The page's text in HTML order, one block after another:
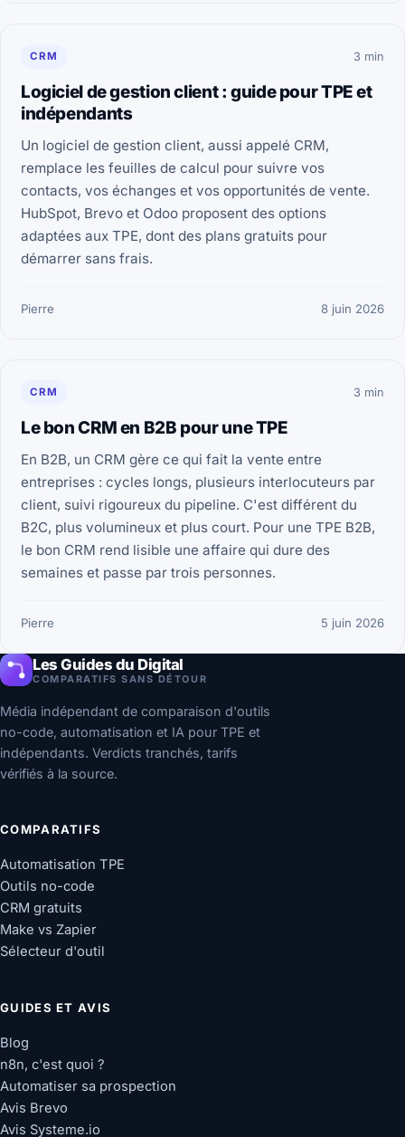
CRM 3 min
Logiciel de gestion client : guide pour TPE et
indépendants
Un logiciel de gestion client, aussi appelé CRM,
remplace les feuilles de calcul pour suivre vos
contacts, vos échanges et vos opportunités de vente.
HubSpot, Brevo et Odoo proposent des options
adaptées aux TPE, dont des plans gratuits pour
démarrer sans frais.
Pierre 8 juin 2026
CRM 3 min
Le bon CRM en B2B pour une TPE
En B2B, un CRM gère ce qui fait la vente entre
entreprises : cycles longs, plusieurs interlocuteurs par
client, suivi rigoureux du pipeline. C'est différent du
B2C, plus volumineux et plus court. Pour une TPE B2B,
le bon CRM rend lisible une affaire qui dure des
semaines et passe par trois personnes.
Pierre 5 juin 2026
Les Guides du Digital
COMPARATIFS SANS DÉTOUR
Média indépendant de comparaison d'outils
no-code, automatisation et IA pour TPE et
indépendants. Verdicts tranchés, tarifs
vérifiés à la source.
COMPARATIFS
Automatisation TPE
Outils no-code
CRM gratuits
Make vs Zapier
Sélecteur d'outil
GUIDES ET AVIS
Blog
n8n, c'est quoi ?
Automatiser sa prospection
Avis Brevo
Avis Systeme.io